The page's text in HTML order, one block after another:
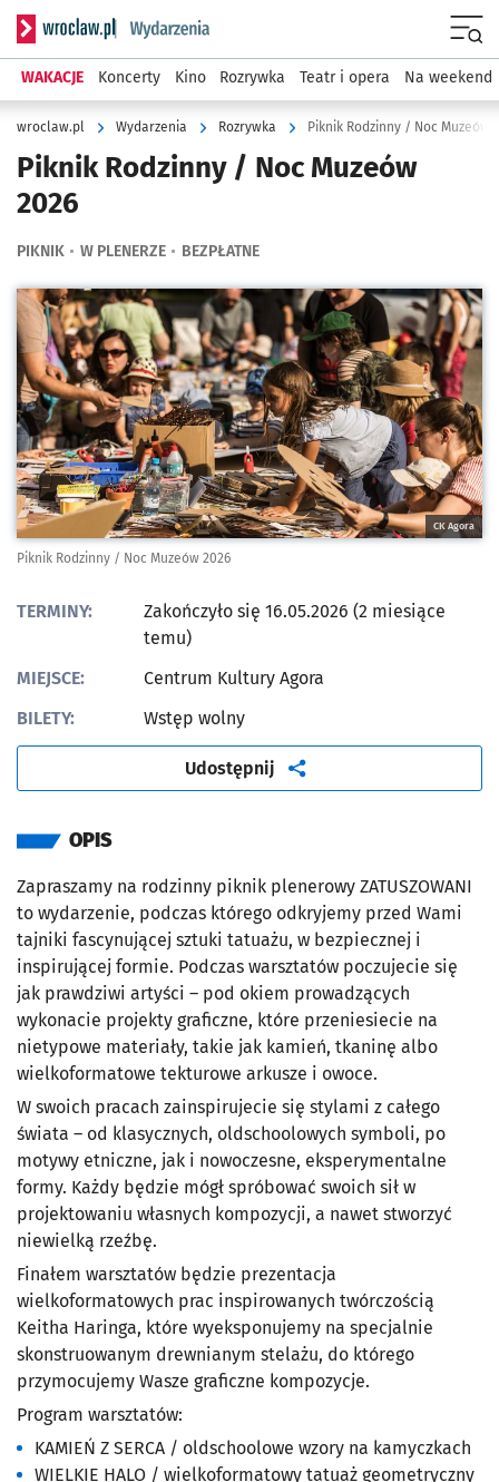
Serwis informacyjny wroclaw.pl podserwis: Wydarzenia
WAKACJE Koncerty Kino Rozrywka Teatr i opera Na weekend
wroclaw.pl Wydarzenia Rozrywka Piknik Rodzinny / Noc Muzeów
Piknik Rodzinny / Noc Muzeów
2026
PIKNIK W PLENERZE BEZPŁATNE
Kliknij, aby powiększyć
CK Agora
Piknik Rodzinny / Noc Muzeów 2026
TERMINY:
Zakończyło się 16.05.2026 (2 miesiące
temu)
MIEJSCE:
Centrum Kultury Agora
BILETY:
Wstęp wolny
Udostępnij artykuł
OPIS
Zapraszamy na rodzinny piknik plenerowy ZATUSZOWANI
to wydarzenie, podczas którego odkryjemy przed Wami
tajniki fascynującej sztuki tatuażu, w bezpiecznej i
inspirującej formie. Podczas warsztatów poczujecie się
jak prawdziwi artyści – pod okiem prowadzących
wykonacie projekty graficzne, które przeniesiecie na
nietypowe materiały, takie jak kamień, tkaninę albo
wielkoformatowe tekturowe arkusze i owoce.
W swoich pracach zainspirujecie się stylami z całego
świata – od klasycznych, oldschoolowych symboli, po
motywy etniczne, jak i nowoczesne, eksperymentalne
formy. Każdy będzie mógł spróbować swoich sił w
projektowaniu własnych kompozycji, a nawet stworzyć
niewielką rzeźbę.
Finałem warsztatów będzie prezentacja
wielkoformatowych prac inspirowanych twórczością
Keitha Haringa, które wyeksponujemy na specjalnie
skonstruowanym drewnianym stelażu, do którego
przymocujemy Wasze graficzne kompozycje.
Program warsztatów:
KAMIEŃ Z SERCA / oldschoolowe wzory na kamyczkach
WIELKIE HALO / wielkoformatowy tatuaż geometryczny